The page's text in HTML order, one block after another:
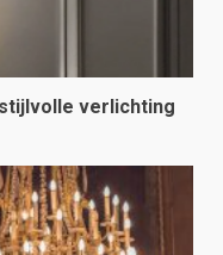
verlichting